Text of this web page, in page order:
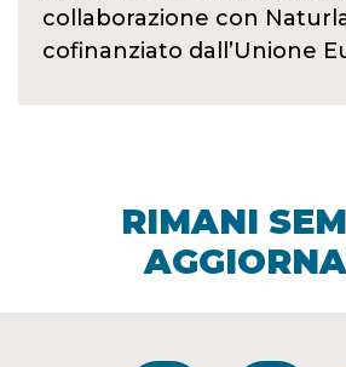
collaborazione con
cofinanziato dall’Unione
RIMANI